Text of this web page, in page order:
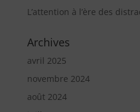
L’attention à l’ère des
Archives
avril 2025
novembre 2024
août 2024